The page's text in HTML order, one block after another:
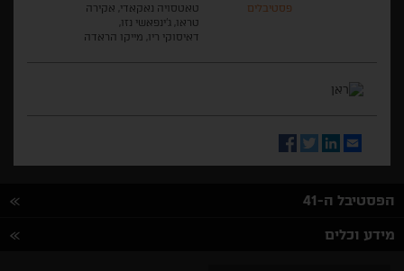
פסטיבלים
טאטסויה נאקאדי, אקירה
טראו, ג'ינפאשי נזו,
דאיסוקי ריו, מייקו הראדה
Email
LinkedIn
Twitter
Facebook
הפסטיבל ה-41
מידע וכלים